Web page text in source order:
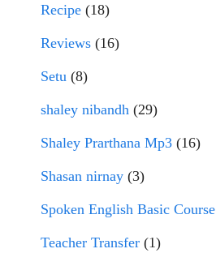
Recipe (18)
Reviews (16)
Setu (8)
shaley nibandh (29)
Shaley Prarthana Mp3 (16)
Shasan nirnay (3)
Spoken English Basic Course
Teacher Transfer (1)